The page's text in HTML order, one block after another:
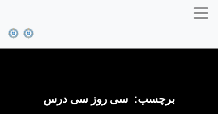
برچسب: سی روز سی درس